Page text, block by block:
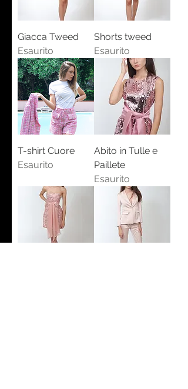
Giacca Tweed
Esaurito
Shorts tweed
Esaurito
T-shirt Cuore
Esaurito
Abito in Tulle e
Paillete
Esaurito